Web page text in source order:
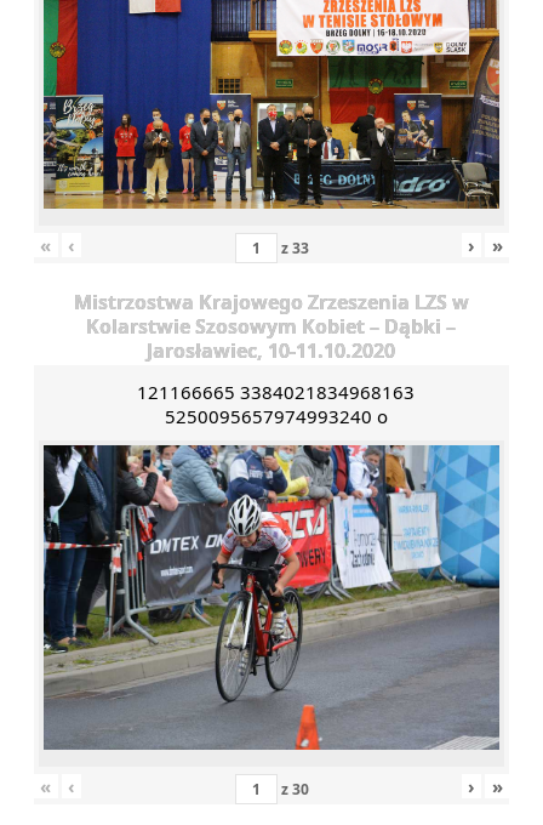
« ‹ z33 › »
Mistrzostwa Krajowego Zrzeszenia LZS w
Kolarstwie Szosowym Kobiet – Dąbki –
Jarosławiec, 10-11.10.2020
121166665 3384021834968163
5250095657974993240 o
« ‹ z30 › »